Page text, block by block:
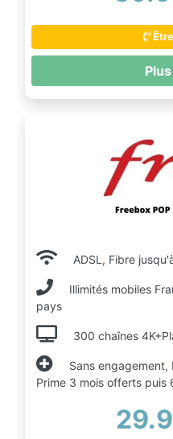
ADSL, Fibre
Illimités mobiles
pays
300 chaînes
Sans engagement,
Prime 3 mois offerts puis